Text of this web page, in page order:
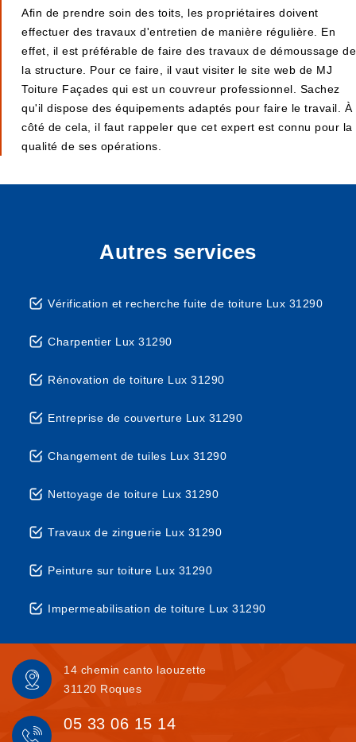
Afin de prendre soin des toits, les propriétaires doivent
effectuer des travaux d'entretien de manière régulière. En
effet, il est préférable de faire des travaux de démoussage de
la structure. Pour ce faire, il vaut visiter le site web de MJ
Toiture Façades qui est un couvreur professionnel. Sachez
qu'il dispose des équipements adaptés pour faire le travail. À
côté de cela, il faut rappeler que cet expert est connu pour la
qualité de ses opérations.
Autres services
Vérification et recherche fuite de toiture Lux 31290
Charpentier Lux 31290
Rénovation de toiture Lux 31290
Entreprise de couverture Lux 31290
Changement de tuiles Lux 31290
Nettoyage de toiture Lux 31290
Travaux de zinguerie Lux 31290
Peinture sur toiture Lux 31290
Impermeabilisation de toiture Lux 31290
14 chemin canto laouzette
31120 Roques
05 33 06 15 14